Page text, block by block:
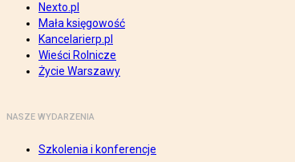
Nexto.pl
Mała księgowość
Kancelarierp.pl
Wieści Rolnicze
Życie Warszawy
NASZE WYDARZENIA
Szkolenia i konferencje